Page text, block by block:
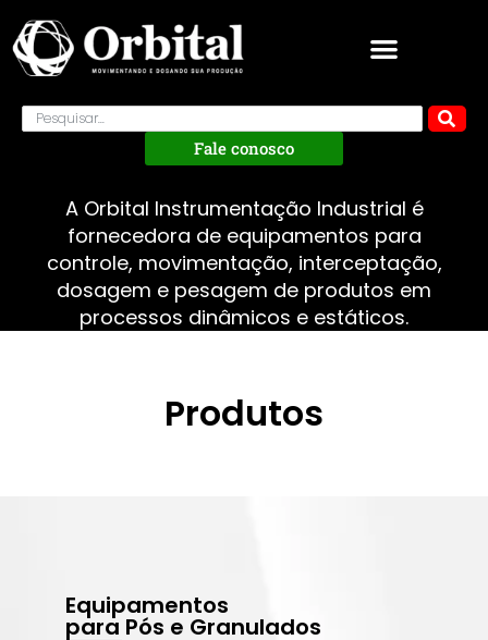
Fale conosco
A Orbital Instrumentação Industrial é
fornecedora de equipamentos para
controle, movimentação, interceptação,
dosagem e pesagem de produtos em
processos dinâmicos e estáticos.
Produtos
Equipamentos
para Pós e Granulados